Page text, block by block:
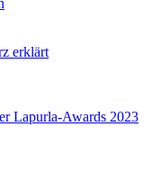
erklärt
Lapurla-Awards 2023